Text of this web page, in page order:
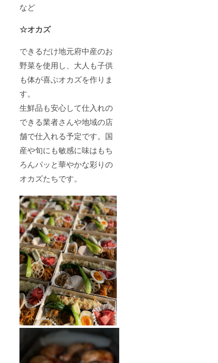
など
☆オカズ
できるだけ地元府中産のお
野菜を使用し、大人も子供
も体が喜ぶオカズを作りま
す。
生鮮品も安心して仕入れの
できる業者さんや地域の店
舗で仕入れる予定です。国
産や旬にも敏感に味はもち
ろんパッと華やかな彩りの
オカズたちです。